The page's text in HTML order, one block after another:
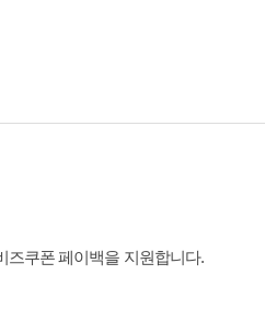
즈쿠폰 페이백을 지원합니다.